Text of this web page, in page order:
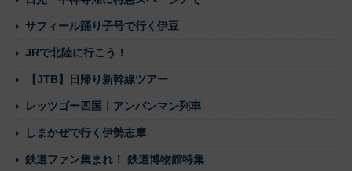
サフィール踊り子号で行く伊豆
JRで北陸に行こう！
【JTB】日帰り新幹線ツアー
レッツゴー四国！アンパンマン列車
しまかぜで行く伊勢志摩
鉄道ファン集まれ！ 鉄道博物館特集